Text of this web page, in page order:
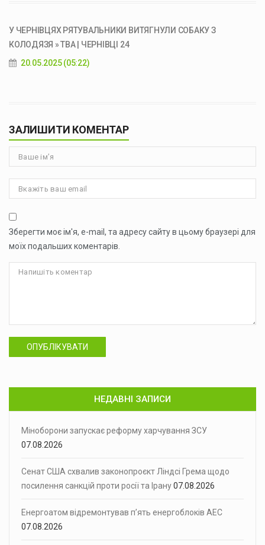
У ЧЕРНІВЦЯХ РЯТУВАЛЬНИКИ ВИТЯГНУЛИ СОБАКУ З
КОЛОДЯЗЯ » ТВА | ЧЕРНІВЦІ 24
20.05.2025 (05:22)
ЗАЛИШИТИ КОМЕНТАР
Зберегти моє ім'я, e-mail, та адресу сайту в цьому браузері для
моїх подальших коментарів.
ОПУБЛІКУВАТИ
НЕДАВНІ ЗАПИСИ
Міноборони запускає реформу харчування ЗСУ
07.08.2026
Сенат США схвалив законопроєкт Ліндсі Грема щодо
посилення санкцій проти росії та Ірану07.08.2026
Енергоатом відремонтував п’ять енергоблоків АЕС
07.08.2026